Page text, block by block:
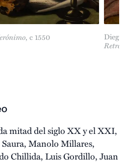
, c 1550
Diego
mitad del siglo XX y el XXI,
Manolo Millares,
Chillida, Luis Gordillo, Juan